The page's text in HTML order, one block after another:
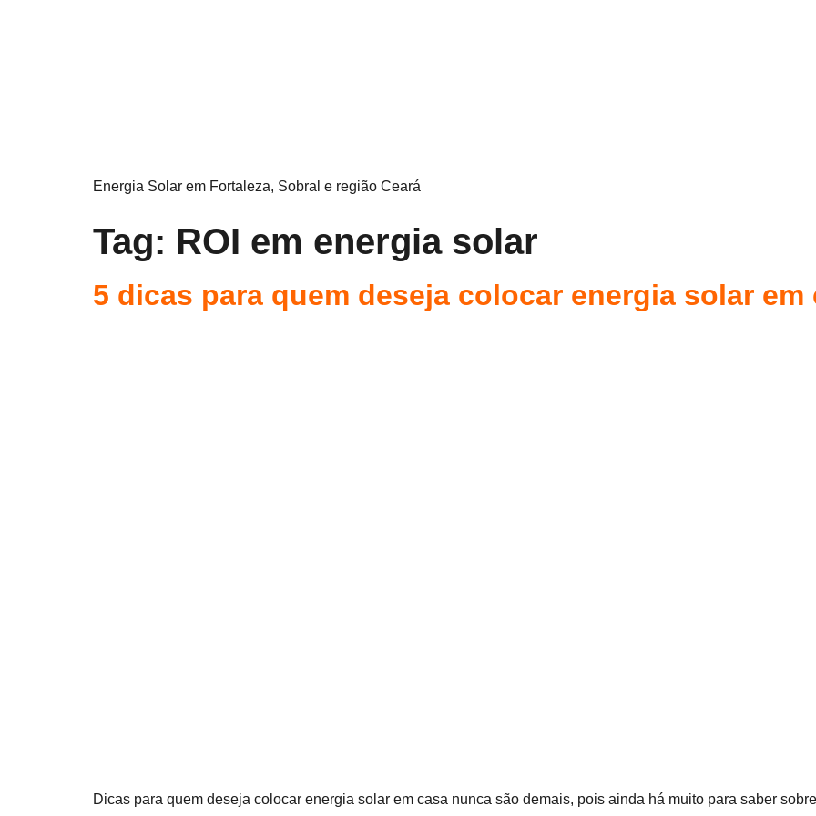
Energia Solar em Fortaleza, Sobral e região Ceará
Tag: ROI em energia solar
5 dicas para quem deseja colocar energia solar em
Dicas para quem deseja colocar energia solar em casa nunca são demais, pois ainda há muito para saber